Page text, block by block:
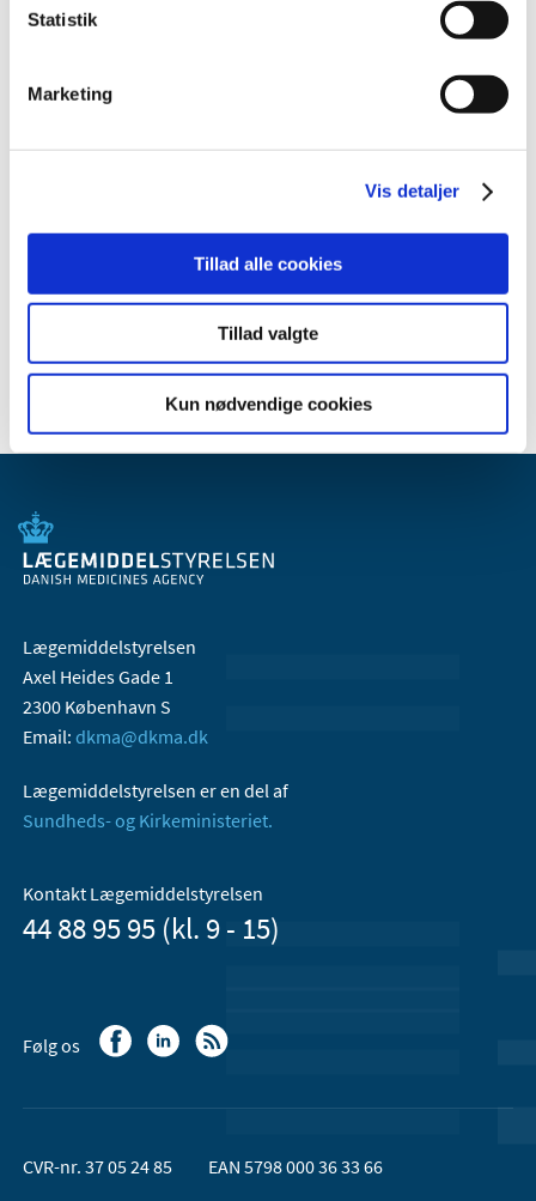
Statistik
Marketing
Vis detaljer
Tillad alle cookies
Tillad valgte
Kun nødvendige cookies
Manufacturers statement of compliance
Checklist GSPR and list of standards
Lægemiddelstyrelsen
Axel Heides Gade 1
2300 København S
Email: dkma@dkma.dk
Lægemiddelstyrelsen er en del af
Sundheds- og Kirkeministeriet.
Kontakt Lægemiddelstyrelsen
44 88 95 95 (kl. 9 - 15)
Følg os
CVR-nr. 37 05 24 85 EAN 5798 000 36 33 66